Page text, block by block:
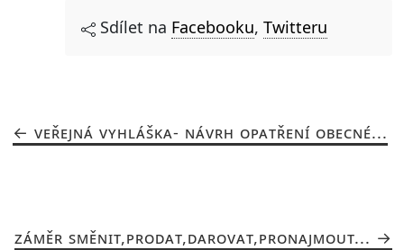
Sdílet na Facebooku, Twitteru
VEŘEJNÁ VYHLÁŠKA- NÁVRH OPATŘENÍ OBECNÉ...
ZÁMĚR SMĚNIT,PRODAT,DAROVAT,PRONAJMOUT...